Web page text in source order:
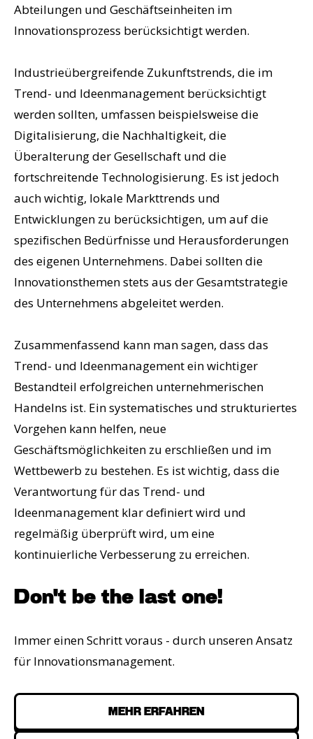
Abteilungen und Geschäftseinheiten im
Innovationsprozess berücksichtigt werden.
Industrieübergreifende Zukunftstrends, die im
Trend- und Ideenmanagement berücksichtigt
werden sollten, umfassen beispielsweise die
Digitalisierung, die Nachhaltigkeit, die
Überalterung der Gesellschaft und die
fortschreitende Technologisierung. Es ist jedoch
auch wichtig, lokale Markttrends und
Entwicklungen zu berücksichtigen, um auf die
spezifischen Bedürfnisse und Herausforderungen
des eigenen Unternehmens. Dabei sollten die
Innovationsthemen stets aus der Gesamtstrategie
des Unternehmens abgeleitet werden.
Zusammenfassend kann man sagen, dass das
Trend- und Ideenmanagement ein wichtiger
Bestandteil erfolgreichen unternehmerischen
Handelns ist. Ein systematisches und strukturiertes
Vorgehen kann helfen, neue
Geschäftsmöglichkeiten zu erschließen und im
Wettbewerb zu bestehen. Es ist wichtig, dass die
Verantwortung für das Trend- und
Ideenmanagement klar definiert wird und
regelmäßig überprüft wird, um eine
kontinuierliche Verbesserung zu erreichen.
Don't be the last one!
Immer einen Schritt voraus - durch unseren Ansatz
für Innovationsmanagement.
MEHR ERFAHREN